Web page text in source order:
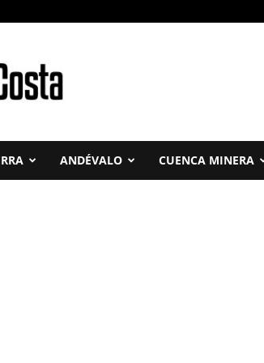
ANDÉVALO CUENCA MINERA